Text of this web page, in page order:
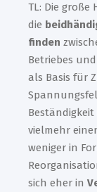
TL: Die
die
finden
Betriebes
als Basis für
vielmehr
weniger in
sich eher in